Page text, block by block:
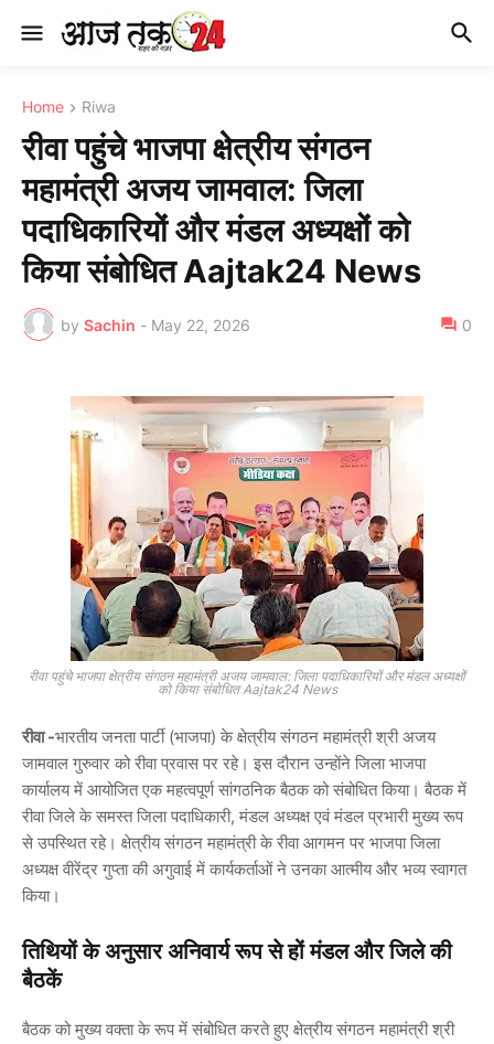
Home Riwa
रीवा पहुंचे भाजपा क्षेत्रीय संगठन
महामंत्री अजय जामवाल: जिला
पदाधिकारियों और मंडल अध्यक्षों को
किया संबोधित Aajtak24 News
by Sachin - May 22, 2026 0
रीवा पहुंचे भाजपा क्षेत्रीय संगठन महामंत्री अजय जामवाल: जिला पदाधिकारियों और मंडल अध्यक्षों
को किया संबोधित Aajtak24 News
रीवा -भारतीय जनता पार्टी (भाजपा) के क्षेत्रीय संगठन महामंत्रीश्री अजय
जामवाल गुरुवार को रीवा प्रवास पर रहे। इस दौरान उन्होंने जिला भाजपा
कार्यालय में आयोजित एक महत्वपूर्ण सांगठनिक बैठक को संबोधित किया। बैठक में
रीवा जिले के समस्त जिला पदाधिकारी, मंडल अध्यक्ष एवं मंडल प्रभारी मुख्य रूप
से उपस्थित रहे। क्षेत्रीय संगठन महामंत्री के रीवा आगमन पर भाजपा जिला
अध्यक्षवीरेंद्र गुप्ताकी अगुवाई में कार्यकर्ताओं ने उनका आत्मीय और भव्य स्वागत
किया।
तिथियों के अनुसार अनिवार्य रूप से हों मंडल और जिले की
बैठकें
बैठक को मुख्य वक्ता के रूप में संबोधित करते हुए क्षेत्रीय संगठन महामंत्री श्री